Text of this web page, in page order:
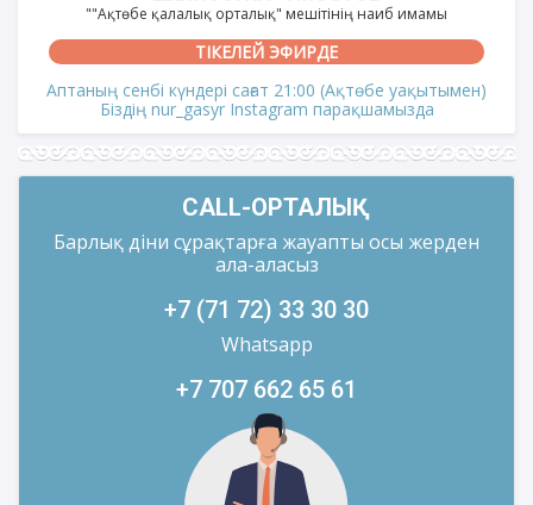
""Ақтөбе қалалық орталық" мешітінің наиб имамы
ТІКЕЛЕЙ ЭФИРДЕ
Аптаның сенбі күндері сағат 21:00 (Ақтөбе уақытымен)
Біздің nur_gasyr Instagram парақшамызда
CALL-ОРТАЛЫҚ
Барлық діни сұрақтарға жауапты осы жерден
ала-аласыз
+7 (71 72) 33 30 30
Whatsapp
+7 707 662 65 61